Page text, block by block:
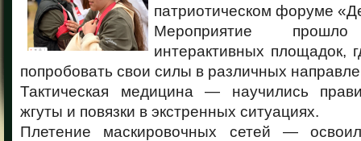
патриотическом форуме
Мероприятие
интерактивных площадок,
попробовать свои силы в различных
Тактическая медицина — научились
жгуты и повязки в экстренных ситуациях.
Плетение маскировочных сетей —